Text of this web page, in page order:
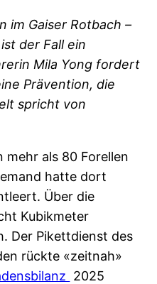
im Gaiser Rotbach –
der Fall ein
Mila Yong fordert
Prävention, die
spricht von
als 80 Forellen
hatte dort
Über die
Kubikmeter
Der Pikettdienst des
rückte «zeitnah»
2025